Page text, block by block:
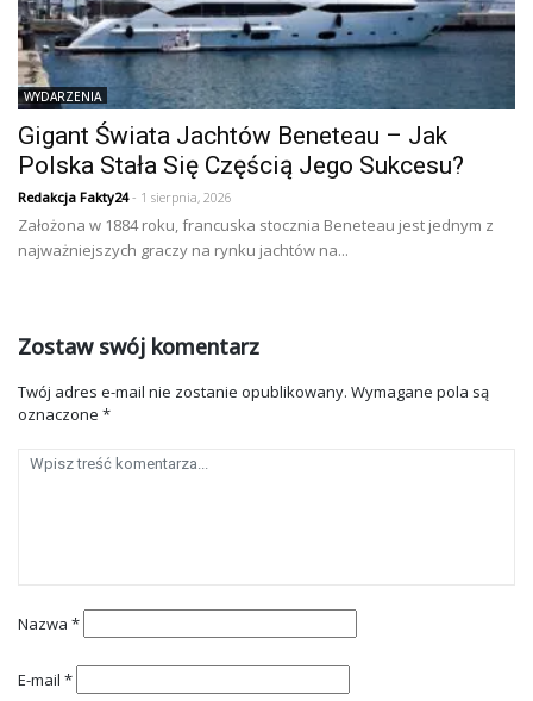
WYDARZENIA
Gigant Świata Jachtów Beneteau – Jak
Polska Stała Się Częścią Jego Sukcesu?
Redakcja Fakty24- 1 sierpnia, 2026
Założona w 1884 roku, francuska stocznia Beneteau jest jednym z
najważniejszych graczy na rynku jachtów na...
Zostaw swój komentarz
Twój adres e-mail nie zostanie opublikowany. Wymagane pola są
oznaczone *
Nazwa *
E-mail *